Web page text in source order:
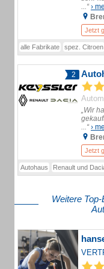
...“›
Jetzt
alle Fabrikate spez. Citroen
2
„Wir
...“›
Jetzt
Autohaus Renault und
Weitere